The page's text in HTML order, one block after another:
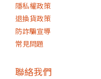
隱私權政策
退換貨政策
防詐騙宣導
常見問題
聯絡我們